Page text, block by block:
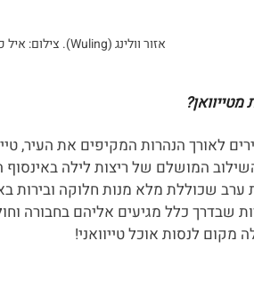
אזור וולינג (Wuling). צילום: איל כהן ויפעת אונגר
לאורך הנהרות המקיפים את העיר,
המושלם של ריצות לילה
שבדרך כלל מגיעים אליהם בחבורה
מקום לנסות אוכל טייוואני!